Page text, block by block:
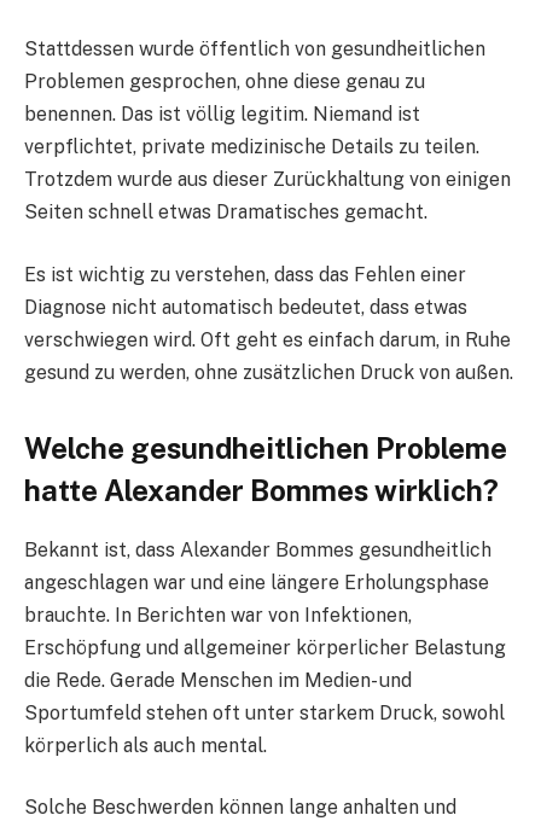
Stattdessen wurde öffentlich von gesundheitlichen
Problemen gesprochen, ohne diese genau zu
benennen. Das ist völlig legitim. Niemand ist
verpflichtet, private medizinische Details zu teilen.
Trotzdem wurde aus dieser Zurückhaltung von einigen
Seiten schnell etwas Dramatisches gemacht.
Es ist wichtig zu verstehen, dass das Fehlen einer
Diagnose nicht automatisch bedeutet, dass etwas
verschwiegen wird. Oft geht es einfach darum, in Ruhe
gesund zu werden, ohne zusätzlichen Druck von außen.
Welche gesundheitlichen Probleme
hatte Alexander Bommes wirklich?
Bekannt ist, dass Alexander Bommes gesundheitlich
angeschlagen war und eine längere Erholungsphase
brauchte. In Berichten war von Infektionen,
Erschöpfung und allgemeiner körperlicher Belastung
die Rede. Gerade Menschen im Medien- und
Sportumfeld stehen oft unter starkem Druck, sowohl
körperlich als auch mental.
Solche Beschwerden können lange anhalten und